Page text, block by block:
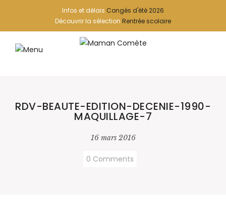
Infos et délais Congés d'été 2026
Découvrir la sélection Rentrée scolaire
RDV-BEAUTE-EDITION-DECENIE-1990-
MAQUILLAGE-7
16 mars 2016
0 Comments